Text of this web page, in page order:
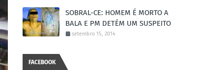
SOBRAL-CE: HOMEM É MORTO A
BALA E PM DETÉM UM SUSPEITO
setembro 15, 2014
FACEBOOK